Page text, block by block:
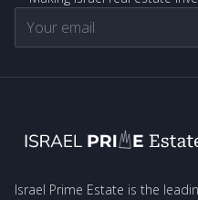
Israel Prime Estate is the